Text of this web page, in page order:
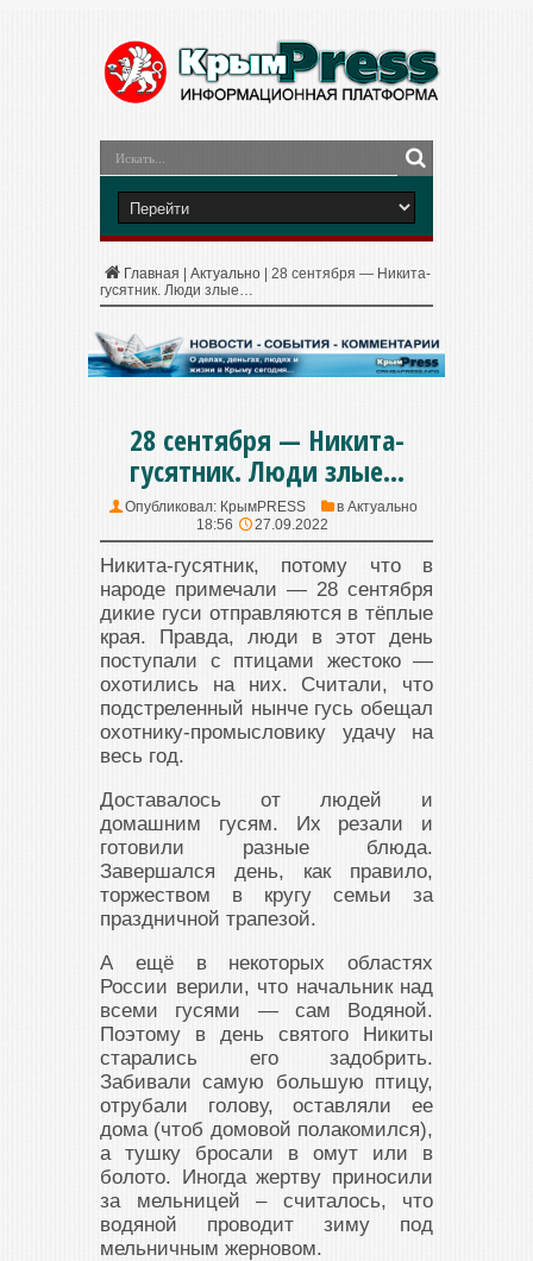
Главная Актуально
28 сентября — Никита-
гусятник. Люди злые…
28 сентября — Никита-
гусятник. Люди злые…
Опубликовал: КрымPRESS в Актуально
18:56
27.09.2022
Никита-гусятник, потому что в
народе примечали — 28 сентября
дикие гуси отправляются в тёплые
края. Правда, люди в этот день
поступали с птицами жестоко —
охотились на них. Считали, что
подстреленный нынче гусь обещал
охотнику-промысловику удачу на
весь год.
Доставалось от людей и
домашним гусям. Их резали и
готовили разные блюда.
Завершался день, как правило,
торжеством в кругу семьи за
праздничной трапезой.
А ещё в некоторых областях
России верили, что начальник над
всеми гусями — сам Водяной.
Поэтому в день святого Никиты
старались его задобрить.
Забивали самую большую птицу,
отрубали голову, оставляли ее
дома (чтоб домовой полакомился),
а тушку бросали в омут или в
болото. Иногда жертву приносили
за мельницей – считалось, что
водяной проводит зиму под
мельничным жерновом.